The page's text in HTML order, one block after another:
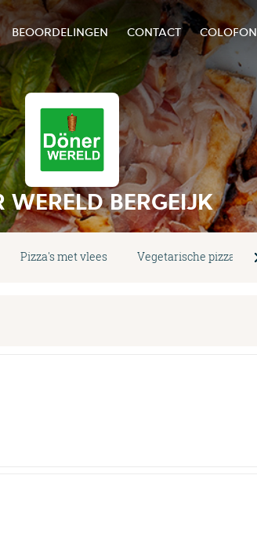
BEOORDELINGEN CONTACT COLOFON
WERELD BERGEIJK
Pizza's met vlees Vegetarische pizza's